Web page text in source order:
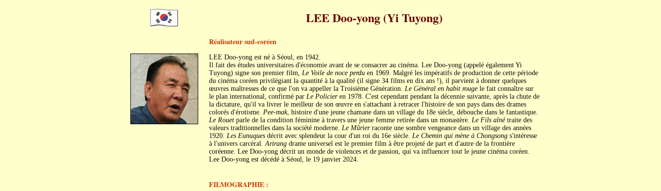
LEE Doo-yong (Yi Tuyong)
Réalisateur sud-coréen
LEE Doo-yong est né à Séoul, en 1942.
Il fait des études universitaires d'économie avant de se consacrer au cinéma. Lee Doo-yong (appelé également Yi
Tuyong) signe son premier film, Le Voile de noce perduen 1969. Malgré les impératifs de production de cette période
du cinéma coréen privilégiant la quantité à la qualité (il signe 34 films en dix ans !), il parvient à donner quelques
œuvres maîtresses de ce que l'on va appeller la Troisième Génération. Le Général en habit rougele fait connaître sur
le plan international, confirmé par Le Policieren 1978. C'est cependant pendant la décennie suivante, après la chute de
la dictature, qu'il va livrer le meilleur de son œuvre en s'attachant à retracer l'histoire de son pays dans des drames
colorés d'érotisme. Pee-mak, histoire d'une jeune chamane dans un village du 18e siècle, débouche dans le fantastique.
Le Rouetparle de la condition féminine à travers une jeune femme retirée dans un monastère. Le Fils aînétraite des
valeurs traditionnelles dans la société moderne. Le Mûrierraconte une sombre vengeance dans un village des années
1920. Les Eunuquesdécrit avec splendeur la cour d'un roi du 16e siècle. Le Chemin qui mène à Chongsongs'intéresse
à l'univers carcéral.Arirangdrame universel est le premier film à être projeté de part et d'autre de la frontière
coréenne. Lee Doo-yong décrit un monde de violences et de passion, qui va influencer tout le jeune cinéma coréen.
Lee Doo-yong est décédé à Séoul, le 19 janvier 2024.
FILMOGRAPHIE :